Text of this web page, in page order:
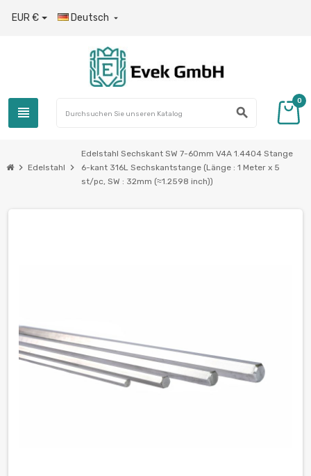
EUR € Deutsch 
view_headline search
0
chevron_right Edelstahl chevron_right
Edelstahl Sechskant SW 7-60mm V4A 1.4404 Stange
6-kant 316L Sechskantstange (Länge : 1 Meter x 5
st/pc, SW : 32mm (≈1.2598 inch))